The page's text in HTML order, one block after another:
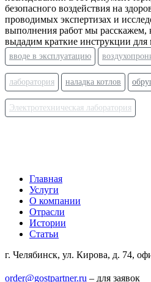
безопасного воздействия на
проводимых экспертизах и
выполнения работ мы расскажем,
выдадим краткие инструкции
вводе в эксплуатацию
лаборатория наладка котлов
Электротехническая лаборатория
Главная
Услуги
О компании
Отрасли
Истории
Статьи
г. Челябинск, ул. Кирова, д. 74,
order@gostpartner.ru – для заявок